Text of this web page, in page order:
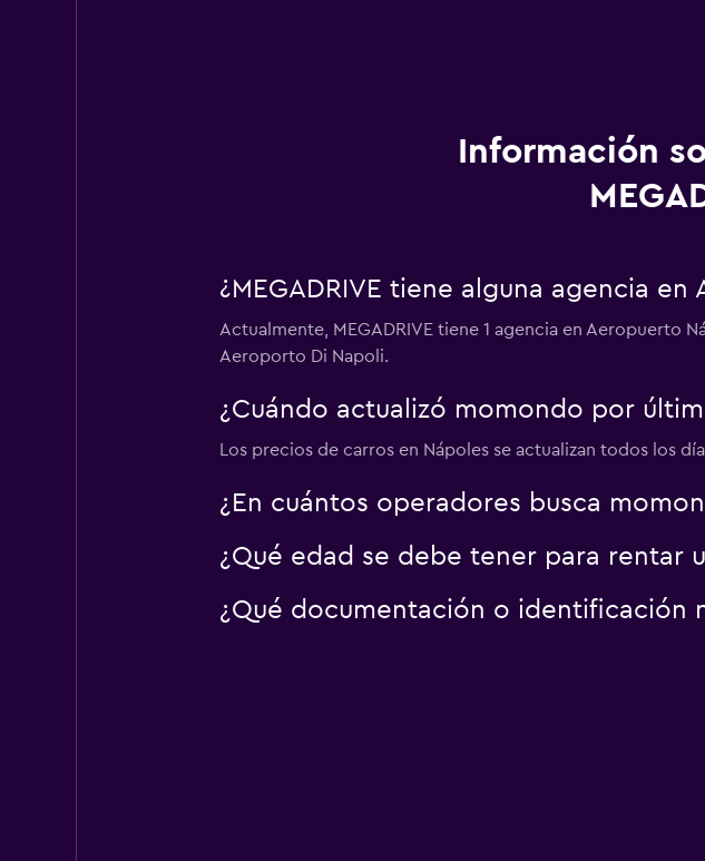
Información
¿MEGADRIVE tiene alguna agencia
Actualmente, MEGADRIVE tiene 1 agencia en Aeropuerto
Aeroporto Di Napoli.
¿Cuándo actualizó momondo por
Los precios de carros en Nápoles se actualizan todos los
¿En cuántos operadores busca
¿Qué edad se debe tener para rentar
¿Qué documentación o identificación